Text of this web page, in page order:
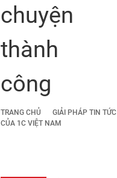
chuyện
thành
công
TRANG CHỦ GIẢI PHÁP TIN TỨC
CỦA 1C VIỆT NAM